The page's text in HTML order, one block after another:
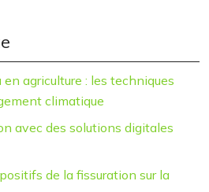
en agriculture : les techniques
climatique
avec des solutions digitales
de la fissuration sur la